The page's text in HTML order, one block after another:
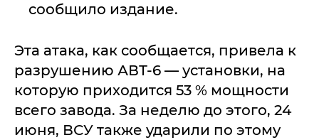
сообщило издание.
Эта атака, как сообщается, привела к
разрушению АВТ-6 — установки, на
которую приходится 53 % мощности
всего завода. За неделю до этого, 24
июня, ВСУ также ударили по этому